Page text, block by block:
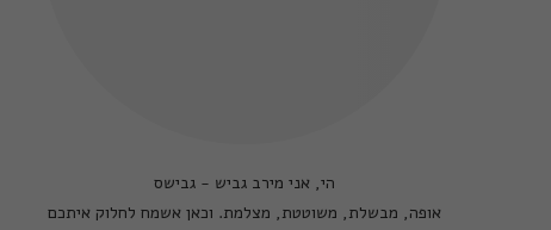
הי, אני מירב גביש - גבישס
אופה, מבשלת, משוטטת, מצלמת. וכאן אשמח לחלוק איתכם